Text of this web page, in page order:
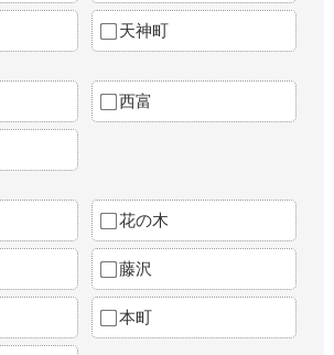
天神町
西富
花の木
藤沢
本町